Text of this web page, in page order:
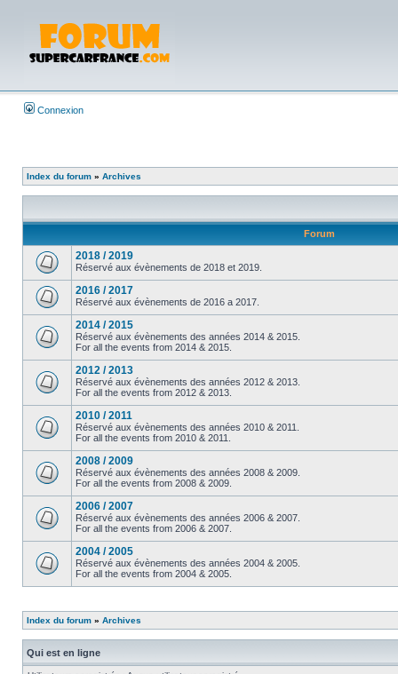
Connexion
Index du forum » Archives
Forum
2018 / 2019
Réservé aux évènements de 2018 et 2019.
2016 / 2017
Réservé aux évènements de 2016 a 2017.
2014 / 2015
Réservé aux évènements des années 2014 & 2015.
For all the events from 2014 & 2015.
2012 / 2013
Réservé aux évènements des années 2012 & 2013.
For all the events from 2012 & 2013.
2010 / 2011
Réservé aux évènements des années 2010 & 2011.
For all the events from 2010 & 2011.
2008 / 2009
Réservé aux évènements des années 2008 & 2009.
For all the events from 2008 & 2009.
2006 / 2007
Réservé aux évènements des années 2006 & 2007.
For all the events from 2006 & 2007.
2004 / 2005
Réservé aux évènements des années 2004 & 2005.
For all the events from 2004 & 2005.
Index du forum » Archives
Qui est en ligne